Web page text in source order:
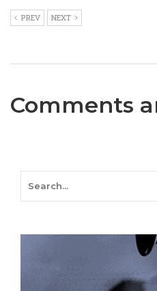
PREV NEXT
Comments